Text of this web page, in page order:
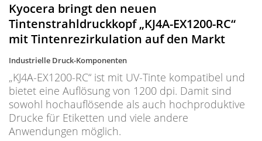
Kyocera bringt den neuen
Tintenstrahldruckkopf „KJ4A-EX1200-RC“
mit Tintenrezirkulation auf den Markt
Industrielle Druck-Komponenten
„KJ4A-EX1200-RC“ ist mit UV-Tinte kompatibel und
bietet eine Auflösung von 1200 dpi. Damit sind
sowohl hochauflösende als auch hochproduktive
Drucke für Etiketten und viele andere
Anwendungen möglich.